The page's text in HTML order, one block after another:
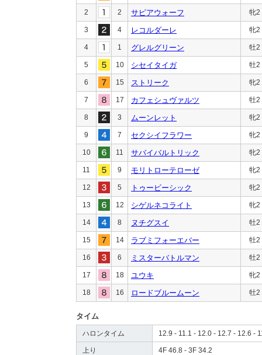
2 2 サピアウォーフ 牝2
3 4 レコルダーレ 牝2
4 1 グレルグリーン 牡2
5 10 シセイタイガ 牡2
6 15 ストリーク 牝2
7 17 カフェシュヴァルツ 牡2
8 3 ムーンレット 牝2
9 7 セクシイフラワー 牝2
10 11 サバイバルトリック 牝2
11 9 モリトローテローゼ 牝2
12 5 トゥービーシック 牝2
13 12 シゲルネコライト 牝2
14 8 ヌチグスイ 牡2
15 14 ラブミフォーエバー 牡2
16 6 ミスターバトルマン 牡2
17 18 ユウキ 牝2
18 16 ロードブルームーン 牡2
タイム
ハロンタイム 12.9 - 11.1 - 12.0 - 12.7 - 12.6 -
上り 4F 46.8 - 3F 34.2